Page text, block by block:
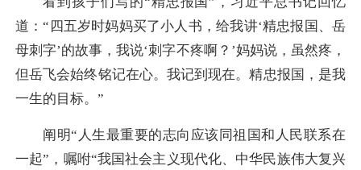
道：“四五岁时妈妈买了小人书，给我讲‘精忠报国、岳
母刺字’的故事，我说‘刺字不疼啊？’妈妈说，虽然疼，
但岳飞会始终铭记在心。我记到现在。精忠报国，是我
一生的目标。”
阐明“人生最重要的志向应该同祖国和人民联系在
一起”，嘱咐“我国社会主义现代化、中华民族伟大复兴